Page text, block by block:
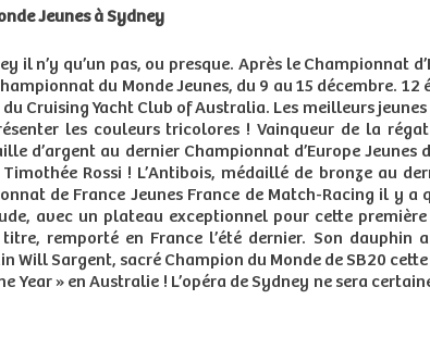
Jeunes à Sydney
il n’y qu’un pas, ou presque. Après le Championnat
du Monde Jeunes, du 9 au 15 décembre.
Cruising Yacht Club of Australia. Les meilleurs
les couleurs tricolores ! Vainqueur de la
d’argent au dernier Championnat d’Europe
Rossi ! L’Antibois, médaillé de bronze au
de France Jeunes France de Match-Racing il y
avec un plateau exceptionnel pour cette
remporté en France l’été dernier. Son
Will Sargent, sacré Champion du Monde de SB20
Year » en Australie ! L’opéra de Sydney ne sera